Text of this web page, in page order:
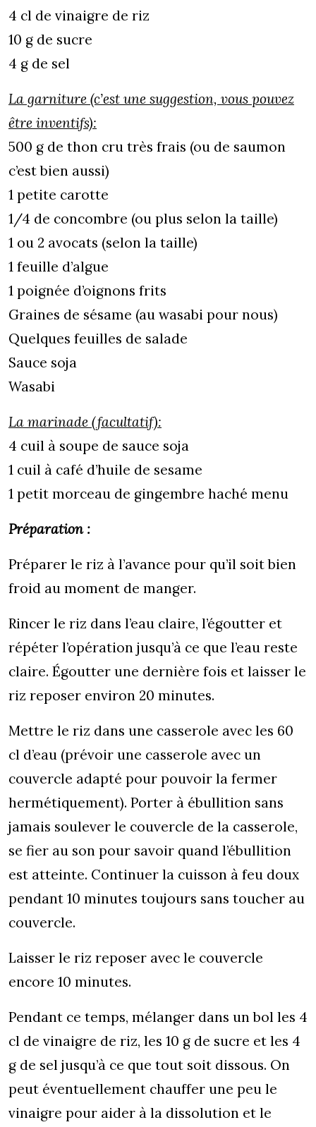
4 cl de vinaigre de riz
10 g de sucre
4 g de sel
La garniture (c’est une suggestion, vous pouvez
être inventifs):
500 g de thon cru très frais (ou de saumon
c’est bien aussi)
1 petite carotte
1/4 de concombre (ou plus selon la taille)
1 ou 2 avocats (selon la taille)
1 feuille d’algue
1 poignée d’oignons frits
Graines de sésame (au wasabi pour nous)
Quelques feuilles de salade
Sauce soja
Wasabi
La marinade (facultatif):
4 cuil à soupe de sauce soja
1 cuil à café d’huile de sesame
1 petit morceau de gingembre haché menu
Préparation :
Préparer le riz à l’avance pour qu’il soit bien
froid au moment de manger.
Rincer le riz dans l’eau claire, l’égoutter et
répéter l’opération jusqu’à ce que l’eau reste
claire. Égoutter une dernière fois et laisser le
riz reposer environ 20 minutes.
Mettre le riz dans une casserole avec les 60
cl d’eau (prévoir une casserole avec un
couvercle adapté pour pouvoir la fermer
hermétiquement). Porter à ébullition sans
jamais soulever le couvercle de la casserole,
se fier au son pour savoir quand l’ébullition
est atteinte. Continuer la cuisson à feu doux
pendant 10 minutes toujours sans toucher au
couvercle.
Laisser le riz reposer avec le couvercle
encore 10 minutes.
Pendant ce temps, mélanger dans un bol les 4
cl de vinaigre de riz, les 10 g de sucre et les 4
g de sel jusqu’à ce que tout soit dissous. On
peut éventuellement chauffer une peu le
vinaigre pour aider à la dissolution et le